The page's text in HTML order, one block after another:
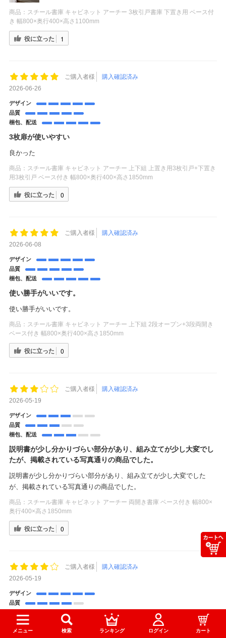
商品： スチール書庫 キャビネット アーチー 3枚引戸書庫 下置き用 ベース付
き 幅800×奥行400×高さ1100mm
役に立った 1
ご購入者様
購入確認済み
2026-06-26
デザイン
品質
梱包、配送
3枚扉が使いやすい
良かった
商品： スチール書庫 キャビネット アーチー 上下組 上置き用3枚引戸+下置き
用3枚引戸 ベース付き 幅800×奥行400×高さ1850mm
役に立った 0
ご購入者様
購入確認済み
2026-06-08
デザイン
品質
梱包、配送
使い勝手がいいです。
使い勝手がいいです。
商品： スチール書庫 キャビネット アーチー 上下組 2段オープン+3段両開き
ベース付き 幅800×奥行400×高さ1850mm
役に立った 0
ご購入者様
購入確認済み
2026-05-19
デザイン
品質
梱包、配送
説明書が少し分かりづらい部分があり、組み立てが少し大変でし
たが、掲載されている写真通りの商品でした。
説明書が少し分かりづらい部分があり、組み立てが少し大変でした
が、掲載されている写真通りの商品でした。
商品： スチール書庫 キャビネット アーチー 両開き書庫 ベース付き 幅800×
奥行400×高さ1850mm
役に立った 0
ご購入者様
購入確認済み
2026-05-19
デザイン
品質
三段ありたくさんはいる
メニュー 検索 ランキング ログイン カート